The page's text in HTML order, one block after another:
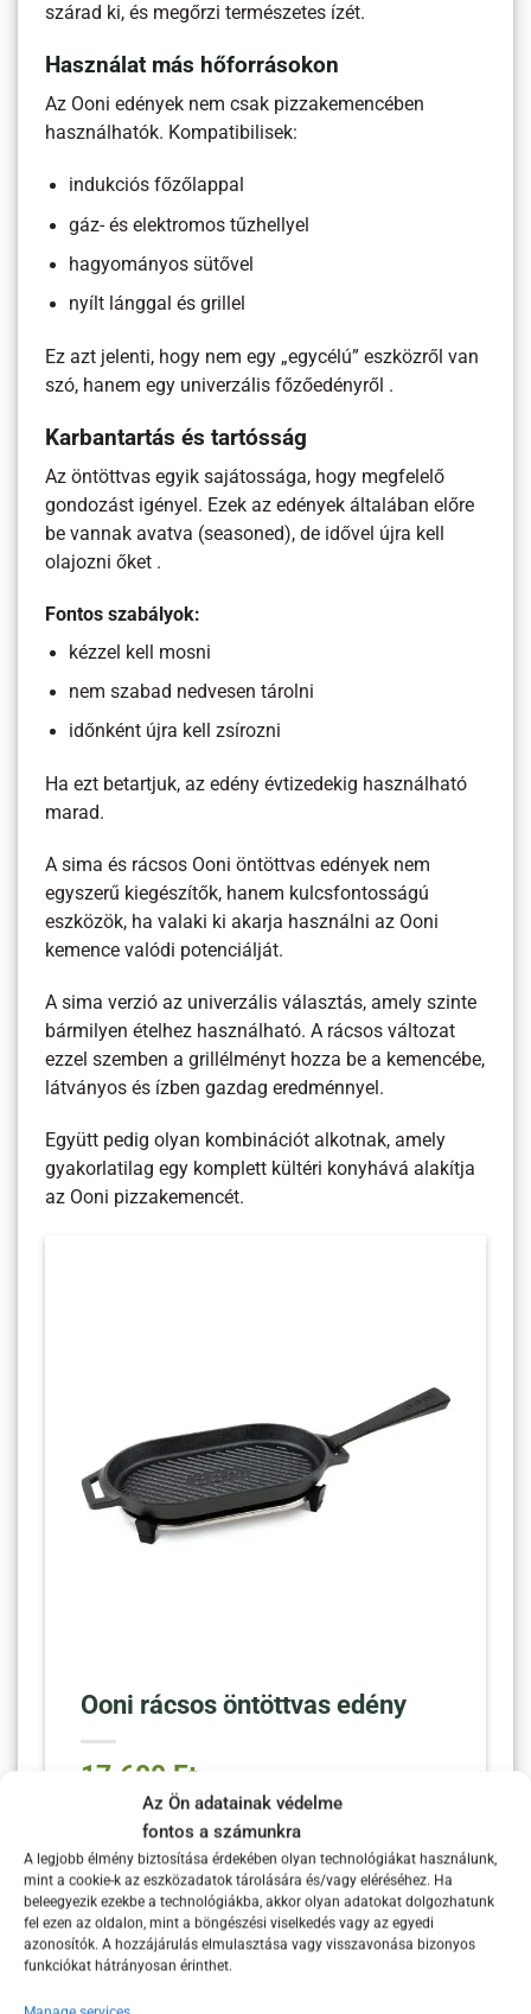
Az Ön adatainak védelme
fontos a számunkra
A legjobb élmény biztosítása érdekében olyan technológiákat használunk,
mint a cookie-k az eszközadatok tárolására és/vagy eléréséhez. Ha
beleegyezik ezekbe a technológiákba, akkor olyan adatokat dolgozhatunk
fel ezen az oldalon, mint a böngészési viselkedés vagy az egyedi
azonosítók. A hozzájárulás elmulasztása vagy visszavonása bizonyos
funkciókat hátrányosan érinthet.
szárad ki, és megőrzi természetes ízét.
Használat más hőforrásokon
Az Ooni edények nem csak pizzakemencében
használhatók. Kompatibilisek:
indukciós főzőlappal
gáz- és elektromos tűzhellyel
hagyományos sütővel
nyílt lánggal és grillel
Ez azt jelenti, hogy nem egy „egycélú” eszközről van
szó, hanem egy univerzális főzőedényről .
Karbantartás és tartósság
Az öntöttvas egyik sajátossága, hogy megfelelő
gondozást igényel. Ezek az edények általában előre
be vannak avatva (seasoned), de idővel újra kell
olajozni őket .
Fontos szabályok:
kézzel kell mosni
nem szabad nedvesen tárolni
időnként újra kell zsírozni
Ha ezt betartjuk, az edény évtizedekig használható
marad.
A sima és rácsos Ooni öntöttvas edények nem
egyszerű kiegészítők, hanem kulcsfontosságú
eszközök, ha valaki ki akarja használni az Ooni
kemence valódi potenciálját.
A sima verzió az univerzális választás, amely szinte
bármilyen ételhez használható. A rácsos változat
ezzel szemben a grillélményt hozza be a kemencébe,
látványos és ízben gazdag eredménnyel.
Együtt pedig olyan kombinációt alkotnak, amely
gyakorlatilag egy komplett kültéri konyhává alakítja
az Ooni pizzakemencét.
Ooni rácsos öntöttvas edény
17.600 Ft
Az Ooni rácsos öntöttvas edény a prémium
kategóriás konyhai eszközök egyik
legjobbja, amelyet grillezéshez és sütéshez
terveztek. Ez az edény nemcsak a
tartósságáról és kiváló hővezetéséről híres,